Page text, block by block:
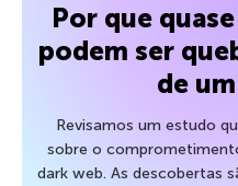
Por que
podem ser
de
Revisamos um estudo
sobre o
dark web. As descobertas